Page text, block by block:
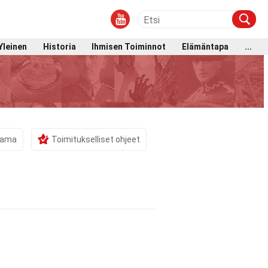
Historia Ihmisen Toiminnot Elämäntapa ...
Toimitukselliset ohjeet